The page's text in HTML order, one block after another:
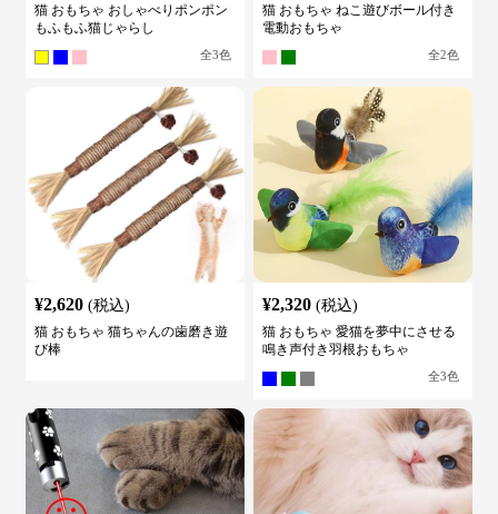
猫 おもちゃ おしゃべりポンポン
もふもふ猫じゃらし
全3色
猫 おもちゃ ねこ遊びボール付き
電動おもちゃ
全2色
¥2,620 (税込)
猫 おもちゃ 猫ちゃんの歯磨き遊
び棒
¥2,320 (税込)
猫 おもちゃ 愛猫を夢中にさせる
鳴き声付き羽根おもちゃ
全3色